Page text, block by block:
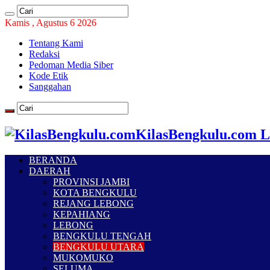
Kamis , Agustus 6 2026
Tentang Kami
Redaksi
Pedoman Media Siber
Kode Etik
Sanggahan
KilasBengkulu.com
BERANDA
DAERAH
PROVINSI JAMBI
KOTA BENGKULU
REJANG LEBONG
KEPAHIANG
LEBONG
BENGKULU TENGAH
BENGKULU UTARA
MUKOMUKO